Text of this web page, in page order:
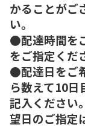
かることがご
い。
●配達時間を
をご指定くだ
●配達日をご
ら数えて10
記入ください
望日のご指定